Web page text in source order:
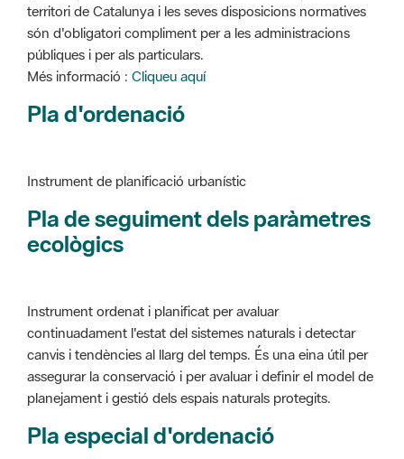
Més informació :Cliqueu aquí
Pla d'ordenació
Instrument de planificació urbanístic
ecològics
Instrument ordenat i planificat per avaluar
assegurar la conservació i per avaluar i definir el model de
planejament i gestió dels espais naturals protegits.
Pla especial d'ordenació
Instrument de planificació urbanístic